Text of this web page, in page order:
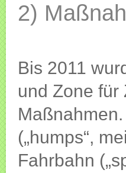
2)
Bis 2011
und Zone für
(„humps“,
Fahrbahn